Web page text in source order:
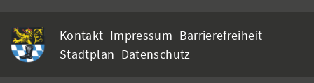
Kontakt Impressum Barrierefreiheit
Stadtplan Datenschutz